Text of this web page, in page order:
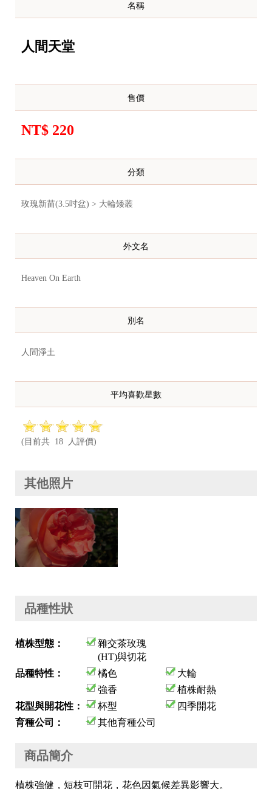
名稱
人間天堂
售價
NT$ 220
分類
玫瑰新苗(3.5吋盆) > 大輪矮叢
外文名
Heaven On Earth
別名
人間淨土
平均喜歡星數
(目前共 18 人評價)
其他照片
品種性狀
植株型態：
雜交茶玫瑰
(HT)與切花
品種特性：
橘色
大輪
強香
植株耐熱
花型與開花性：
杯型
四季開花
育種公司：
其他育種公司
商品簡介
植株強健，短枝可開花，花色因氣候差異影響大。